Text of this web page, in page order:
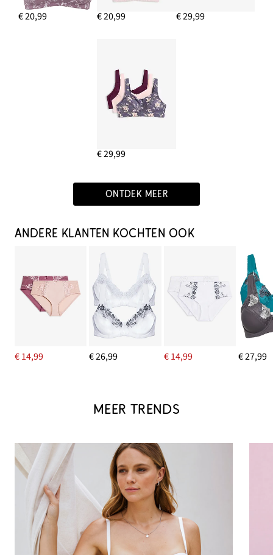
€ 20,99 € 20,99 € 29,99
€ 29,99
ONTDEK MEER
ANDERE KLANTEN KOCHTEN OOK
€ 14,99 € 26,99 € 14,99 € 27,99
MEER TRENDS